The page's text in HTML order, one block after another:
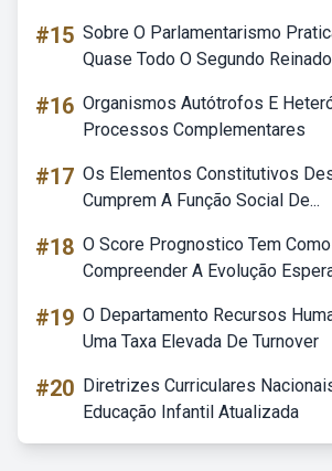
#15 Sobre O Parlamentarismo
Quase Todo O Segundo Reinado
#16 Organismos Autótrofos E
Processos Complementares
#17 Os Elementos Constitutivos
Cumprem A Função Social De...
#18 O Score Prognostico Tem
Compreender A Evolução
#19 O Departamento Recursos
Uma Taxa Elevada De Turnover
#20 Diretrizes Curriculares
Educação Infantil Atualizada